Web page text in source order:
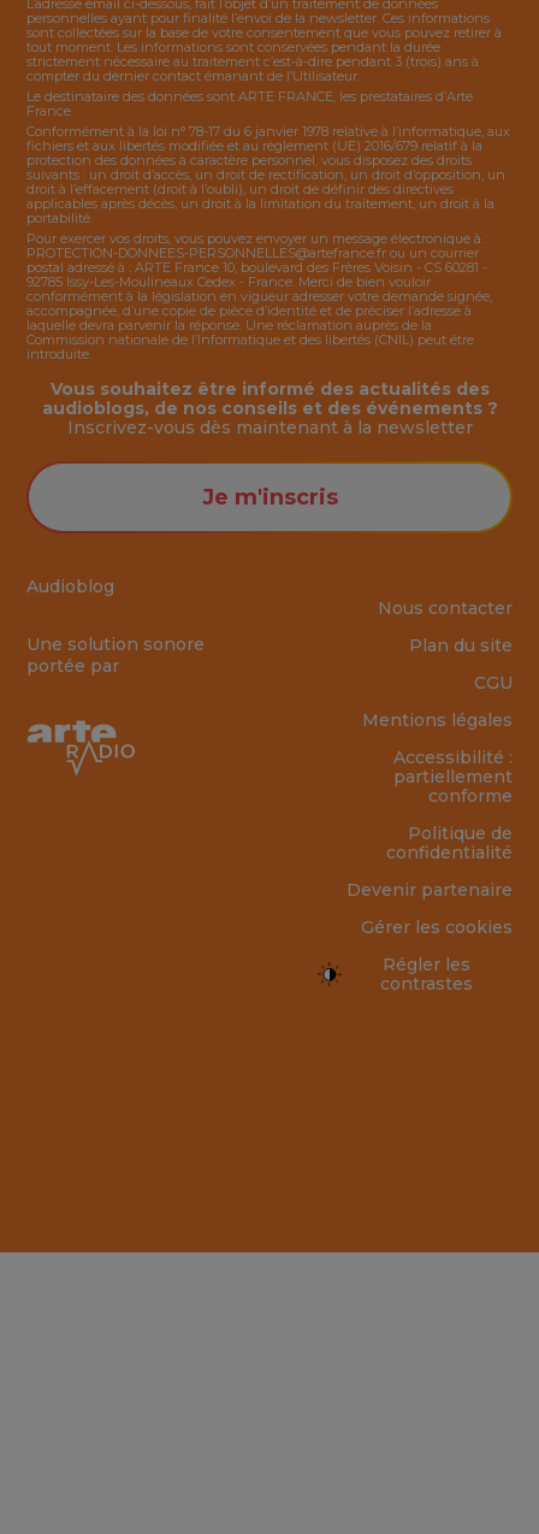
L’adresse email ci-dessous, fait l’objet d’un traitement de données
personnelles ayant pour finalité l’envoi de la newsletter. Ces informations
sont collectées sur la base de votre consentement que vous pouvez retirer à
tout moment. Les informations sont conservées pendant la durée
strictement nécessaire au traitement c’est-à-dire pendant 3 (trois) ans à
compter du dernier contact émanant de l’Utilisateur.
Le destinataire des données sont ARTE FRANCE, les prestataires d’Arte
France.
Conformément à la loi n° 78-17 du 6 janvier 1978 relative à l’informatique, aux
fichiers et aux libertés modifiée et au règlement (UE) 2016/679 relatif à la
protection des données à caractère personnel, vous disposez des droits
suivants : un droit d’accès, un droit de rectification, un droit d’opposition, un
droit à l’effacement (droit à l’oubli), un droit de définir des directives
applicables après décès, un droit à la limitation du traitement, un droit à la
portabilité.
Pour exercer vos droits, vous pouvez envoyer un message électronique à :
PROTECTION-DONNEES-PERSONNELLES@artefrance.fr ou un courrier
postal adressé à : ARTE France 10, boulevard des Frères Voisin - CS 60281 -
92785 Issy-Les-Moulineaux Cedex - France. Merci de bien vouloir
conformément à la législation en vigueur adresser votre demande signée,
accompagnée, d’une copie de pièce d’identité et de préciser l’adresse à
laquelle devra parvenir la réponse. Une réclamation auprès de la
Commission nationale de l’Informatique et des libertés (CNIL) peut être
introduite.
Audioblog
Une solution sonore
portée par
Vous souhaitez être informé des actualités des
audioblogs, de nos conseils et des événements ?
Inscrivez-vous dès maintenant à la newsletter
Je m'inscris
Nous contacter
Plan du site
CGU
Mentions légales
Accessibilité :
partiellement
conforme
Politique de
confidentialité
Devenir partenaire
Gérer les cookies
Régler les
contrastes